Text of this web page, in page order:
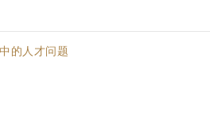
的人才问题